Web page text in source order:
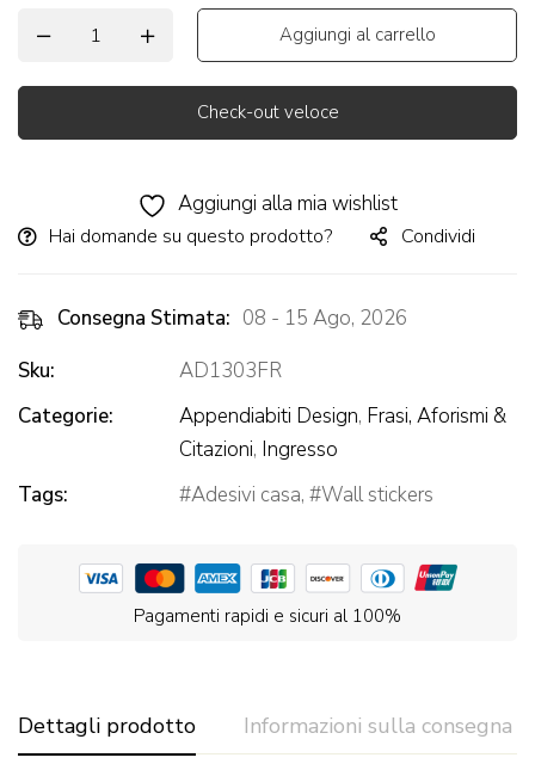
Aggiungi al carrello
Check-out veloce
Aggiungi alla mia wishlist
Hai domande su questo prodotto? Condividi
Consegna Stimata: 08 - 15 Ago, 2026
Sku:
AD1303FR
Categorie:
Appendiabiti Design, Frasi, Aforismi &
Citazioni, Ingresso
Tags:
Adesivi casa, Wall stickers
Pagamenti rapidi e sicuri al 100%
Dettagli prodotto Informazioni sulla consegna